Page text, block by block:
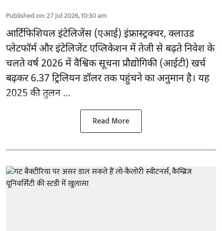
Published on:27 Jul 2026, 10:30 am
आर्टिफिशियल इंटेलिजेंस (एआई) इंफ्रास्ट्रक्चर, क्लाउड
प्लेटफॉर्म और इंटेलिजेंट एप्लिकेशन में तेजी से बढ़ते निवेश के
चलते वर्ष 2026 में वैश्विक सूचना प्रौद्योगिकी (आईटी) खर्च
बढ़कर 6.37 ट्रिलियन डॉलर तक पहुंचने का अनुमान है। यह
2025 की तुलन ...
Read More